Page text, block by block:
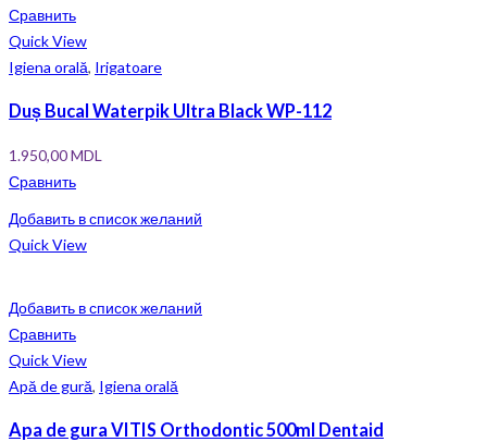
Сравнить
Quick View
Igiena orală, Irigatoare
Duș Bucal Waterpik Ultra Black WP-112
1.950,00MDL
Сравнить
Добавить в список желаний
Quick View
Добавить в список желаний
Сравнить
Quick View
Apă de gură, Igiena orală
Apa de gura VITIS Orthodontic 500ml Dentaid